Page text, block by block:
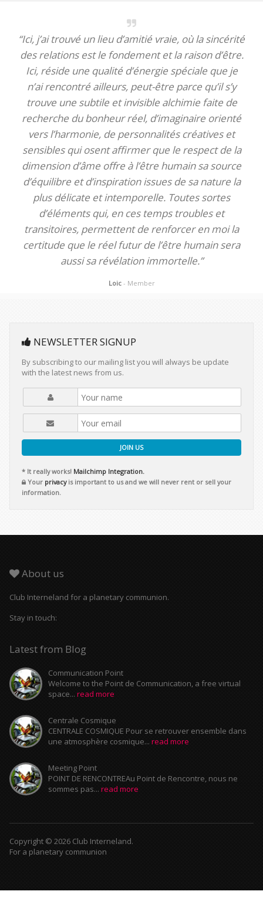
“Ici, j’ai trouvé un lieu d’amitié vraie, où la sincérité
des relations est le fondement et la raison d’être.
Ici, réside une qualité d’énergie spéciale que je
n’ai rencontré ailleurs, peut-être parce qu’il s’y
trouve une subtile et invisible alchimie faite de
recherche du bonheur réel, d’imaginaire orienté
vers l’harmonie, de personnalités créatives et
sensibles qui osent affirmer que le respect de la
dimension d’âme offre à l’être humain sa source
d’équilibre et d’inspiration issues de sa nature la
plus délicate et intemporelle. Toutes sortes
d’éléments qui, en ces temps troubles et
transitoires, permettent de renforcer en moi la
certitude que le réel futur de l’être humain sera
aussi sa révélation immortelle.”
Loic - Member
NEWSLETTER SIGNUP
By subscribing to our mailing list you will always be update
with the latest news from us.
JOIN US
* It really works! Mailchimp Integration.
Your privacyis important to us and we will never rent or sell your
information.
About us
Club Interneland for a planetary communion.
Stay in touch:
Latest from Blog
Communication Point
Welcome to the Point de Communication, a free virtual
space... read more
Centrale Cosmique
CENTRALE COSMIQUE Pour se retrouver ensemble dans
une atmosphère cosmique... read more
Meeting Point
POINT DE RENCONTREAu Point de Rencontre, nous ne
sommes pas... read more
Copyright © 2026 Club Interneland.
For a planetary communion